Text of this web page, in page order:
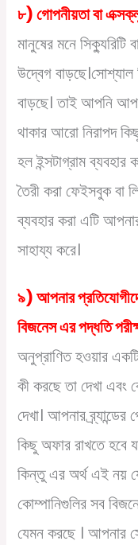
৮) গোপনীয়তা বা
মানুষের মনে সিক্যুরিটি
উদ্বেগ বাড়ছে।সোশ্যাল
বাড়ছে। তাই আপনি
থাকার আরো নিরাপদ
হল ইন্সটাগ্রাম
তৈরী করা ফেইসবুক বা
ব্যবহার করা এটি
সাহায্য করে।
৯) আপনার
বিজনেস এর পদ্ধতি
অনুপ্রাণিত হওয়ার
কী করছে তা দেখা এবং
দেখা। আপনার
কিছু অফার রাখতে হবে
কিন্তু এর অর্থ এই নয়
কোম্পানিগুলির সব
যেমন করছে । আপনার